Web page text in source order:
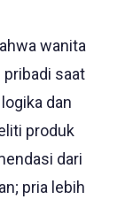
wanita
saat
dan
produk
dari
pria lebih